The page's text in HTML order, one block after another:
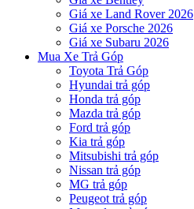
Giá xe Land Rover 2026
Giá xe Porsche 2026
Giá xe Subaru 2026
Mua Xe Trả Góp
Toyota Trả Góp
Hyundai trả góp
Honda trả góp
Mazda trả góp
Ford trả góp
Kia trả góp
Mitsubishi trả góp
Nissan trả góp
MG trả góp
Peugeot trả góp